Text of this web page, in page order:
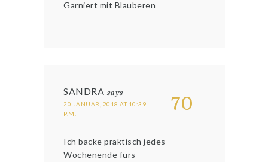
Garniert mit Blauberen
70
SANDRA says
20 JANUAR, 2018 AT 10:39
P.M.
Ich backe praktisch jedes
Wochenende fürs